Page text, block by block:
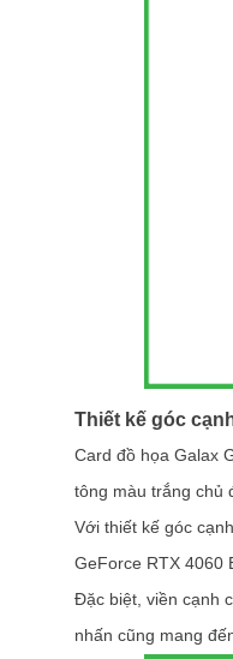
Thiết kế góc
Card đồ họa Galax
tông màu trắng chủ
Với thiết kế góc
GeForce RTX 4060
Đặc biệt, viền cạnh
nhấn cũng mang